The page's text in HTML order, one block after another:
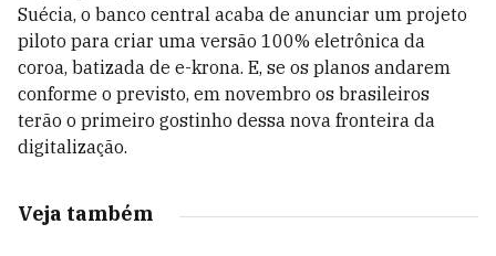
Suécia, o banco central acaba de anunciar um projeto
piloto para criar uma versão 100% eletrônica da
coroa, batizada de e-krona. E, se os planos andarem
conforme o previsto, em novembro os brasileiros
terão o primeiro gostinho dessa nova ­fronteira da
digitalização.
Veja também